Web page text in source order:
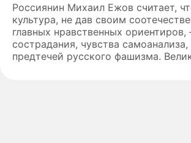
Россиянин Михаил Ежов считает,
культура, не дав своим
главных нравственных ориентиров,
сострадания, чувства самоанализа,
предтечей русского фашизма.